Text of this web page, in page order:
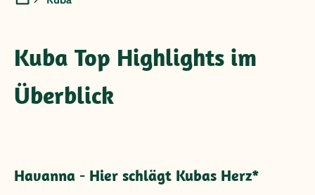
Kuba Top Highlights im
Überblick
Havanna - Hier schlägt Kubas Herz*